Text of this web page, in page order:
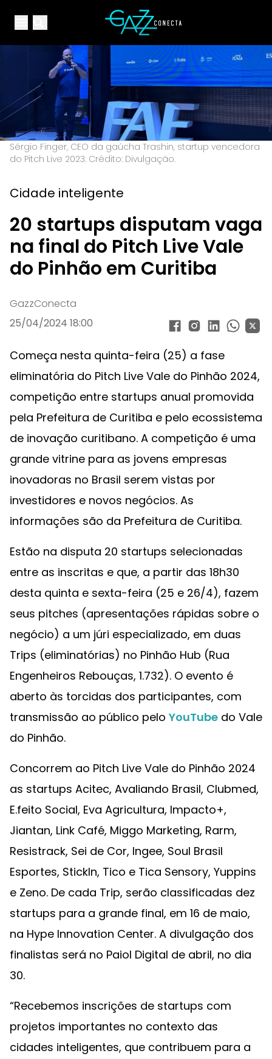
Open main menuYour Company
Sérgio Finger, CEO da gaúcha Trashin, startup vencedora
do Pitch Live 2023. Crédito: Divulgação.
Cidade inteligente
20 startups disputam vaga
na final do Pitch Live Vale
do Pinhão em Curitiba
GazzConecta
25/04/2024 18:00
Começa nesta quinta-feira (25) a fase
eliminatória do Pitch Live Vale do Pinhão 2024,
competição entre startups anual promovida
pela Prefeitura de Curitiba e pelo ecossistema
de inovação curitibano. A competição é uma
grande vitrine para as jovens empresas
inovadoras no Brasil serem vistas por
investidores e novos negócios. As
informações são da Prefeitura de Curitiba.
Estão na disputa 20 startups selecionadas
entre as inscritas e que, a partir das 18h30
desta quinta e sexta-feira (25 e 26/4), fazem
seus pitches (apresentações rápidas sobre o
negócio) a um júri especializado, em duas
Trips (eliminatórias) no Pinhão Hub (Rua
Engenheiros Rebouças, 1.732). O evento é
aberto às torcidas dos participantes, com
transmissão ao público pelo YouTube do Vale
do Pinhão.
Concorrem ao Pitch Live Vale do Pinhão 2024
as startups Acitec, Avaliando Brasil, Clubmed,
E.feito Social, Eva Agricultura, Impacto+,
Jiantan, Link Café, Miggo Marketing, Rarm,
Resistrack, Sei de Cor, Ingee, Soul Brasil
Esportes, StickIn, Tico e Tica Sensory, Yuppins
e Zeno. De cada Trip, serão classificadas dez
startups para a grande final, em 16 de maio,
na Hype Innovation Center. A divulgação dos
finalistas será no Paiol Digital de abril, no dia
30.
“Recebemos inscrições de startups com
projetos importantes no contexto das
cidades inteligentes, que contribuem para a